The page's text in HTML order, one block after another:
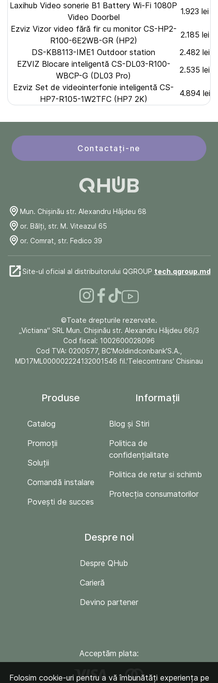
Laxihub Video sonerie B1 Battery Wi-Fi 1080P
Video Doorbel
1.923 lei
Ezviz Vizor video fără fir cu monitor CS-HP2-
R100-6E2WB-GR (HP2)
2.185 lei
DS-KB8113-IME1 Outdoor station
2.482 lei
EZVIZ Blocare inteligentă CS-DL03-R100-
WBCP-G (DL03 Pro)
2.535 lei
Ezviz Set de videointerfonie inteligentă CS-
HP7-R105-1W2TFC (HP7 2K)
4.894 lei
Contactați-ne
Mun. Chişinău str. Alexandru Hâjdeu 68
or. Bălți, str. M. Viteazul 65
or. Comrat, str. Fedico 39
Site-ul oficial al distribuitorului QGROUP tech.qgroup.md
©Toate drepturile rezervate.
„Victiana" SRL Mun. Chişinău str. Alexandru Hâjdeu 66/3
Cod fiscal: 1002600028096
Cod TVA: 0200577, BC'Moldindconbank'S.A.,
MD17ML000002224132001546 fil.'Telecomtrans' Chisinau
Produse
Catalog
Promoții
Soluții
Comandă instalare
Povești de succes
Informații
Blog și Stiri
Politica de
confidențialitate
Politica de retur si schimb
Protecția consumatorilor
Despre noi
Despre QHub
Carieră
Devino partener
Acceptăm plata:
Folosim cookie-uri pentru a vă îmbunătăți experiența pe